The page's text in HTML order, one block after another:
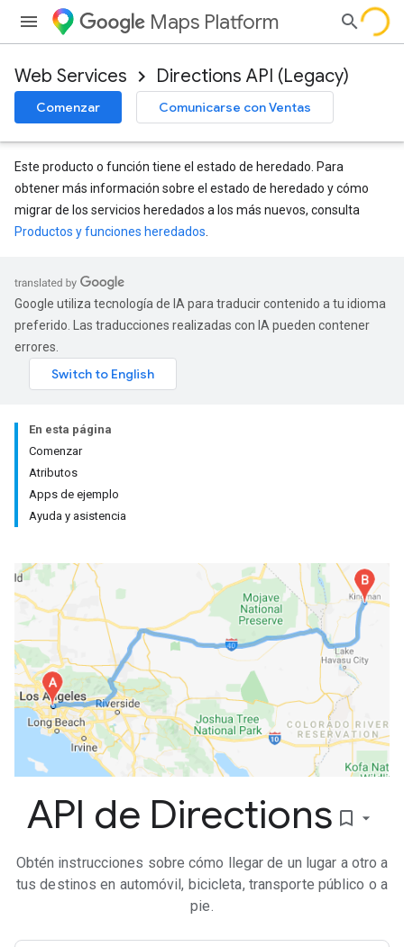
Maps Platform
Web Services Directions API (Legacy)
Comenzar Comunicarse con Ventas
Este producto o función tiene el estado de heredado. Para
obtener más información sobre el estado de heredado y cómo
migrar de los servicios heredados a los más nuevos, consulta
Productos y funciones heredados
Google utiliza tecnología de IA para traducir contenido a tu idioma
preferido. Las traducciones realizadas con IA pueden contener
errores.
En esta página
Comenzar
Atributos
Apps de ejemplo
Ayuda y asistencia
API de Directions bookmark_border
Obtén instrucciones sobre cómo llegar de un lugar a otro a
tus destinos en automóvil, bicicleta, transporte público o a
pie.